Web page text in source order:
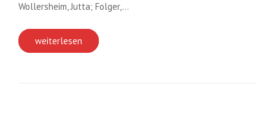
Wollersheim, Jutta; Folger,…
weiterlesen